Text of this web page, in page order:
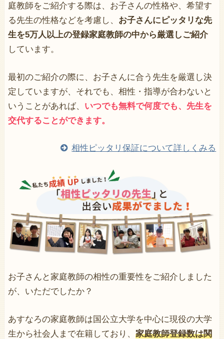
庭教師をご紹介する際は、お子さんの性格や、希望す
る先生の性格などを考慮し、 お子さんにピッタリな先
生を5万人以上の登録家庭教師の中から厳選しご紹介
しています。
最初のご紹介の際に、お子さんに合う先生を厳選し決
定していますが、それでも、相性・指導が合わないと
いうことがあれば、 いつでも無料で何度でも、先生を
交代することができます。
相性ピッタリ保証について詳しくみる
お子さんと家庭教師の相性の重要性をご紹介しました
が、いただでしたか？
あすなろの家庭教師は国公立大学を中心に現役の大学
生から社会人まで在籍しており、 家庭教師登録数は関